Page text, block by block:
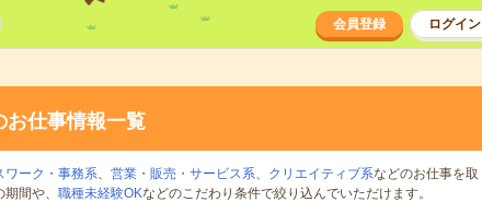
会員登録 ログイン
お仕事情報一覧
ワーク・事務系、 営業・販売・サービス系、 クリエイティブ系などのお仕事を取
間や、 職種未経験OKなどのこだわり条件で絞り込んでいただけます。